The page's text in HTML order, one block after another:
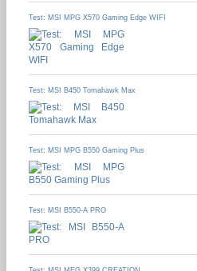
Test: MSI MPG X570 Gaming Edge WIFI
Test: MSI B450 Tomahawk Max
Test: MSI MPG B550 Gaming Plus
Test: MSI B550-A PRO